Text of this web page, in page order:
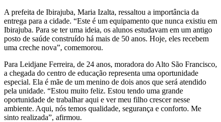
A prefeita de Ibirajuba, Maria Izalta, ressaltou a importância da
entrega para a cidade. “Este é um equipamento que nunca existiu em
Ibirajuba. Para se ter uma ideia, os alunos estudavam em um antigo
posto de saúde construído há mais de 50 anos. Hoje, eles recebem
uma creche nova”, comemorou.
Para Leidjane Ferreira, de 24 anos, moradora do Alto São Francisco,
a chegada do centro de educação representa uma oportunidade
especial. Ela é mãe de um menino de dois anos que será atendido
pela unidade. “Estou muito feliz. Estou tendo uma grande
oportunidade de trabalhar aqui e ver meu filho crescer nesse
ambiente. Aqui, nós temos qualidade, segurança e conforto. Me
sinto realizada”, afirmou.